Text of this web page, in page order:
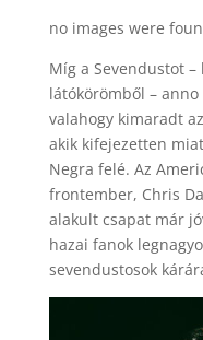
no images were
Míg a Sevendustot
látókörömből –
valahogy kimaradt
akik kifejezetten
Negra felé. Az
frontember, Chris
alakult csapat már
hazai fanok
sevendustosok